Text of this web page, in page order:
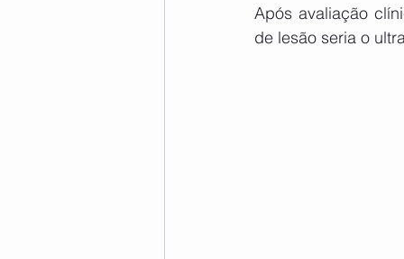
Após avaliação
de lesão seria o